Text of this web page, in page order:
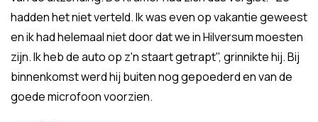
hadden het niet verteld. Ik was even op vakantie geweest
en ik had helemaal niet door dat we in Hilversum moesten
zijn. Ik heb de auto op z'n staart getrapt", grinnikte hij. Bij
binnenkomst werd hij buiten nog gepoederd en van de
goede microfoon voorzien.